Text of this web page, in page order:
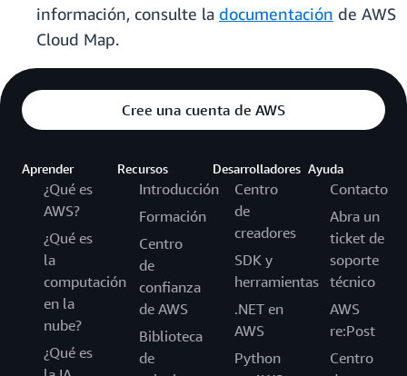
información, consulte la documentación de AWS
Cloud Map.
Cree una cuenta de AWS
Aprender
¿Qué es
AWS?
¿Qué es
la
computación
en la
nube?
¿Qué es
Recursos
Introducción
Formación
Centro
de
confianza
de AWS
Biblioteca
de
Desarrolladores
Centro
de
creadores
SDK y
herramientas
.NET en
AWS
Python
Ayuda
Contacto
Abra un
ticket de
soporte
técnico
AWS
re:Post
Centro